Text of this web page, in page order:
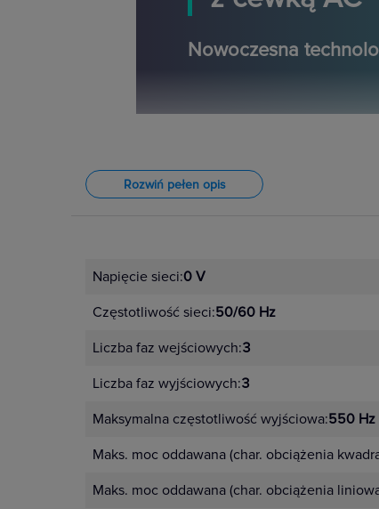
Nowoczesna
Rozwiń pełen opis
Napięcie sieci:0 V
Częstotliwość sieci:50/60 Hz
Liczba faz wejściowych:3
Liczba faz wyjściowych:3
Maksymalna częstotliwość wyjściowa:550 Hz
Maks. moc oddawana (char. obciążenia
Maks. moc oddawana (char. obciążenia